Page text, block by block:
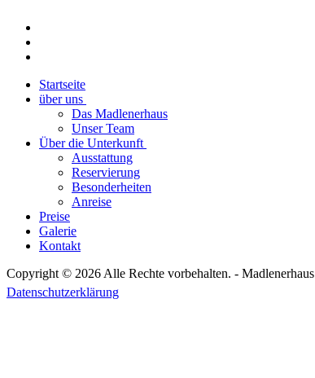
Startseite
über uns
Das Madlenerhaus
Unser Team
Über die Unterkunft
Ausstattung
Reservierung
Besonderheiten
Anreise
Preise
Galerie
Kontakt
Copyright © 2026 Alle Rechte vorbehalten. - Madlenerhaus
Datenschutzerklärung